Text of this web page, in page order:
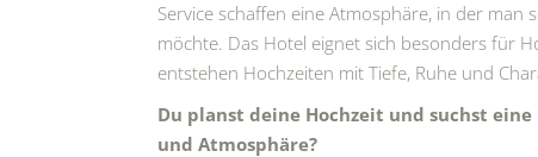
Service schaffen eine Atmosphäre, in der
möchte. Das Hotel eignet sich besonders für
entstehen Hochzeiten mit Tiefe, Ruhe und
Du planst deine Hochzeit und suchst
und Atmosphäre?